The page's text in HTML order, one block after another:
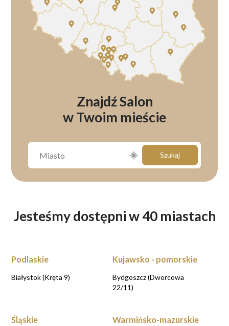
Znajdź Salon
w Twoim mieście
Szukaj
Jesteśmy dostępni w 40 miastach
Podlaskie
Białystok (Kręta 9)
Kujawsko - pomorskie
Bydgoszcz (Dworcowa
22/11)
Śląskie Warmińsko-mazurskie